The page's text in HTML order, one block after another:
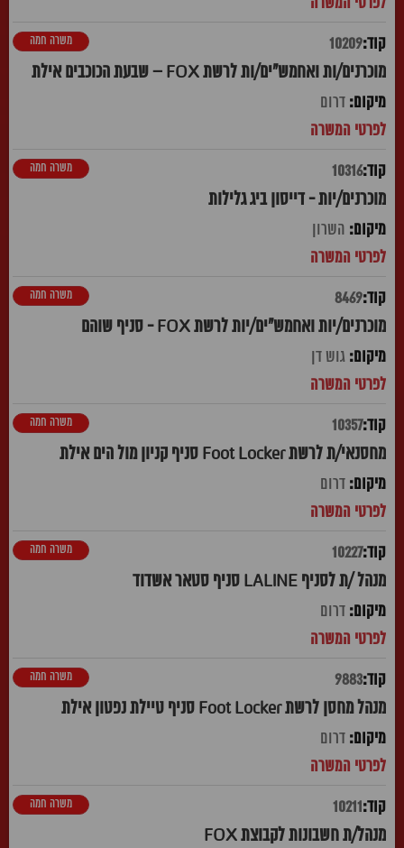
10209
מוכרנים/ות ואחמש"ים/ות לרשת FOX – שבעת הכוכבים אילת
משרה חמה
דרום
10316
מוכרנים/יות - דייסון ביג גלילות
משרה חמה
השרון
8469
מוכרנים/יות ואחמש"ים/יות לרשת FOX - סניף שוהם
משרה חמה
גוש דן
10357
מחסנאי/ת לרשת Foot Locker סניף קניון מול הים אילת
משרה חמה
דרום
10227
מנהל /ת לסניף LALINE סניף סטאר אשדוד
משרה חמה
דרום
9883
מנהל מחסן לרשת Foot Locker סניף טיילת נפטון אילת
משרה חמה
דרום
10211
מנהל/ת חשבונות לקבוצת FOX
משרה חמה